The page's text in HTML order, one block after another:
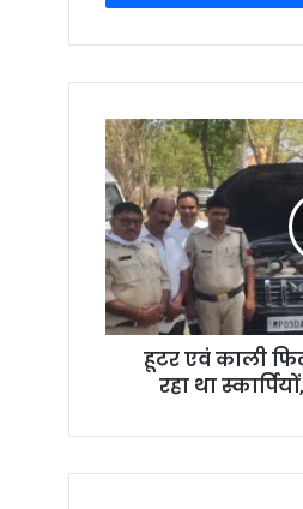
r
u
E
m
a
i
l
a
d
d
r
हूटर एवं काली
रहा था